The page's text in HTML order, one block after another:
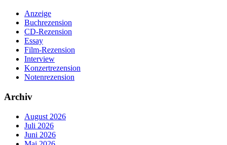
Anzeige
Buchrezension
CD-Rezension
Essay
Film-Rezension
Interview
Konzertrezension
Notenrezension
Archiv
August 2026
Juli 2026
Juni 2026